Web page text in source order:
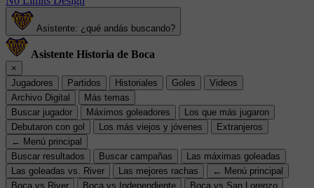
Asistente: ¿qué andás buscando?
Asistente Historia de Boca
×
Jugadores
Partidos Historiales Goles
Videos
Archivo Digital
Más temas
Buscar jugador
Máximos goleadores
Los que más jugaron
Debutaron con gol
Los más viejos y jóvenes
Extranjeros
← Menú principal
Buscar resultados
Buscar campañas
Las máximas goleadas
Las goleadas vs. River
Las mejores rachas
← Menú principal
Boca vs River
Boca vs Independiente Boca vs San Lorenzo